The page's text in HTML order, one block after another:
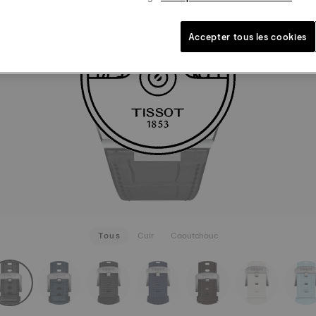
Noir
VOIR PLUS
Tous Cuir Caoutchouc
Accepter tous les cookies